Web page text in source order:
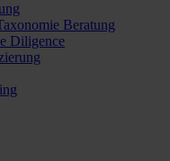
Beratung
Diligence